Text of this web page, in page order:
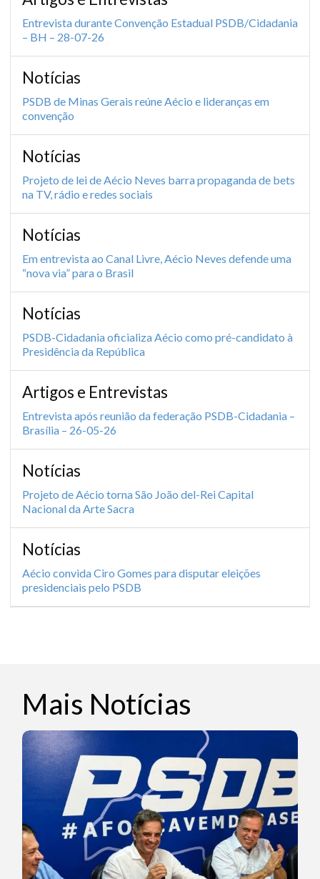
Entrevista durante Convenção Estadual PSDB/Cidadania
– BH – 28-07-26
Notícias
PSDB de Minas Gerais reúne Aécio e lideranças em
convenção
Notícias
Projeto de lei de Aécio Neves barra propaganda de bets
na TV, rádio e redes sociais
Notícias
Em entrevista ao Canal Livre, Aécio Neves defende uma
“nova via” para o Brasil
Notícias
PSDB-Cidadania oficializa Aécio como pré-candidato à
Presidência da República
Artigos e Entrevistas
Entrevista após reunião da federação PSDB-Cidadania –
Brasília – 26-05-26
Notícias
Projeto de Aécio torna São João del-Rei Capital
Nacional da Arte Sacra
Notícias
Aécio convida Ciro Gomes para disputar eleições
presidenciais pelo PSDB
Mais Notícias